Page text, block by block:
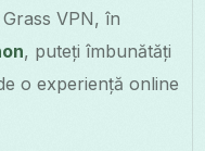
VPN, în
, puteți îmbunătăți
o experiență online